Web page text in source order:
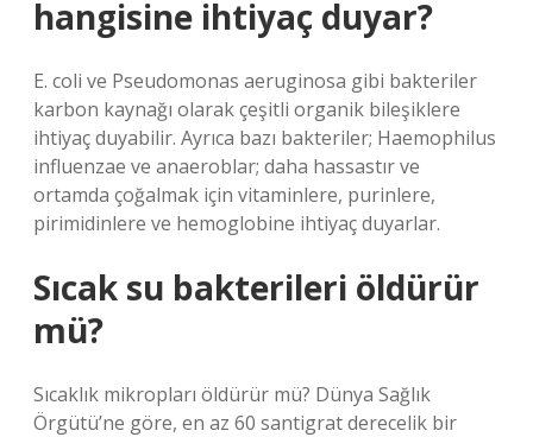
hangisine ihtiyaç duyar?
E. coli ve Pseudomonas aeruginosa gibi bakteriler
karbon kaynağı olarak çeşitli organik bileşiklere
ihtiyaç duyabilir. Ayrıca bazı bakteriler; Haemophilus
influenzae ve anaeroblar; daha hassastır ve
ortamda çoğalmak için vitaminlere, purinlere,
pirimidinlere ve hemoglobine ihtiyaç duyarlar.
Sıcak su bakterileri öldürür
mü?
Sıcaklık mikropları öldürür mü? Dünya Sağlık
Örgütü’ne göre, en az 60 santigrat derecelik bir